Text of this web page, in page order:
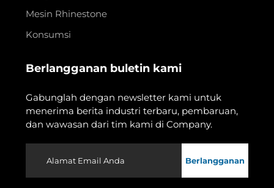
Mesin Rhinestone
Konsumsi
Berlangganan buletin kami
Gabunglah dengan newsletter kami untuk
menerima berita industri terbaru, pembaruan,
dan wawasan dari tim kami di Company.
Berlangganan